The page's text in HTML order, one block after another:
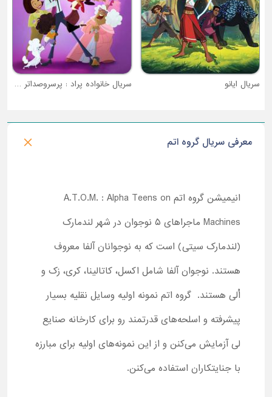
سریال ایانو سریال خانواده پراد : پرسروصداتر و سربلندتر
معرفی سریال گروه اتم
انیمیشن گروه اتم A.T.O.M. : Alpha Teens on
Machines
ماجراهای ۵ نوجوان در شهر لندمارک
(لندمارک سیتی) است که به نوجوانان آلفا معروف
هستند. نوجوان آلفا شامل اکسل، کاتالینا، کری، زک و
اُلی هستند. گروه اتم نمونه اولیه وسایل نقلیه بسیار
پیشرفته و اسلحه‌های قدرتمند رو برای کارخانه صنایع
لی آزمایش می‌کنن و از این نمونه‌های اولیه برای مبارزه
با جنایتکاران استفاده می‌کنن.